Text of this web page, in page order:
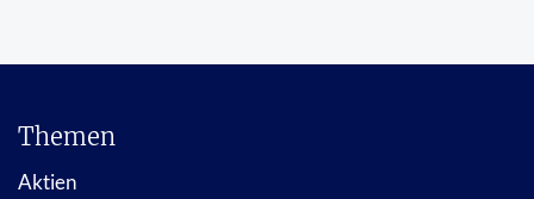
Themen
Aktien